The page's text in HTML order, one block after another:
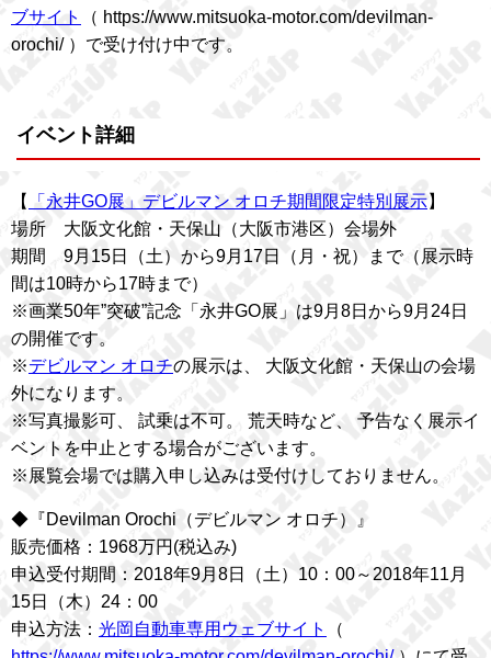
ブサイト
（ https://www.mitsuoka-motor.com/devilman-
orochi/ ）で受け付け中です。
イベント詳細
【 「永井GO展」デビルマン オロチ期間限定特別展示】
場所 大阪文化館・天保山（大阪市港区）会場外
期間 9月15日（土）から9月17日（月・祝）まで（展示時
間は10時から17時まで）
※画業50年”突破”記念「永井GO展」は9月8日から9月24日
の開催です。
※デビルマン オロチの展示は、 大阪文化館・天保山の会場
外になります。
※写真撮影可、 試乗は不可。 荒天時など、 予告なく展示イ
ベントを中止とする場合がございます。
※展覧会場では購入申し込みは受付けしておりません。
◆『Devilman Orochi（デビルマン オロチ）』
販売価格：1968万円(税込み)
申込受付期間：2018年9月8日（土）10：00～2018年11月
15日（木）24：00
申込方法： 光岡自動車専用ウェブサイト
（